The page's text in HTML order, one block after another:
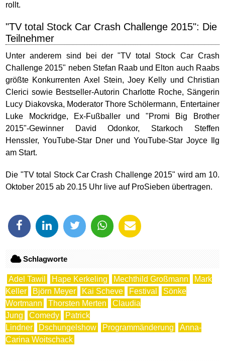
rollt.
"TV total Stock Car Crash Challenge 2015": Die
Teilnehmer
Unter anderem sind bei der "TV total Stock Car Crash
Challenge 2015" neben Stefan Raab und Elton auch Raabs
größte Konkurrenten Axel Stein, Joey Kelly und Christian
Clerici sowie Bestseller-Autorin Charlotte Roche, Sängerin
Lucy Diakovska, Moderator Thore Schölermann, Entertainer
Luke Mockridge, Ex-Fußballer und "Promi Big Brother
2015"-Gewinner David Odonkor, Starkoch Steffen
Henssler, YouTube-Star Dner und YouTube-Star Joyce Ilg
am Start.
Die "TV total Stock Car Crash Challenge 2015" wird am 10.
Oktober 2015 ab 20.15 Uhr live auf ProSieben übertragen.
Schlagworte
Adel Tawil Hape Kerkeling Mechthild Großmann
Mark
Keller
Björn Meyer Kai Scheve Festival
Sönke
Wortmann
Thorsten Merten
Claudia
Jung
Comedy
Patrick
Lindner
Dschungelshow Programmänderung
Anna-
Carina Woitschack